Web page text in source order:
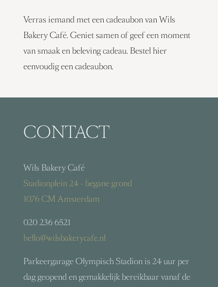
Verras iemand met een cadeaubon van Wils
Bakery Café. Geniet samen of geef een moment
van smaak en beleving cadeau. Bestel hier
eenvoudig een cadeaubon.
CONTACT
Wils Bakery Café
Stadionplein 24 - begane grond
1076 CM Amsterdam
020 236 6521
hello@wilsbakerycafe.nl
Parkeergarage Olympisch Stadion is 24 uur per
dag geopend en gemakkelijk bereikbaar vanaf de